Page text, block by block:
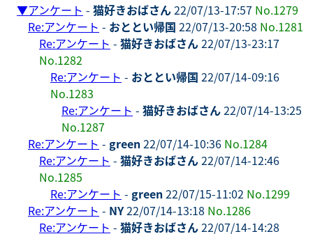
▼アンケート - 猫好きおばさん22/07/13-17:57 No.1279
Re:アンケート - おととい帰国 22/07/13-20:58 No.1281
Re:アンケート - 猫好きおばさん22/07/13-23:17
No.1282
Re:アンケート - おととい帰国 22/07/14-09:16
No.1283
Re:アンケート - 猫好きおばさん22/07/14-13:25
No.1287
Re:アンケート - green 22/07/14-10:36 No.1284
Re:アンケート - 猫好きおばさん22/07/14-12:46
No.1285
Re:アンケート - green 22/07/15-11:02 No.1299
Re:アンケート - NY22/07/14-13:18 No.1286
Re:アンケート - 猫好きおばさん22/07/14-14:28